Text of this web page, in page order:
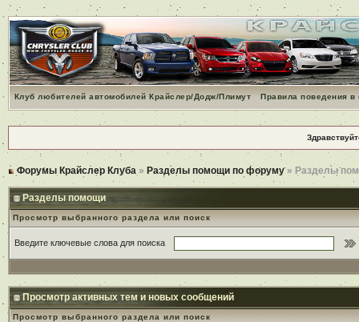
Клуб любителей автомобилей Крайслер/Додж/Плимут Правила поведения
Форумы Крайслер Клуба » Разделы помощи по форуму» Разделы
Разделы помощи
Просмотр выбранного раздела или поиск
Введите ключевые слова для поиска
Просмотр активных тем и новых сообщений
Просмотр выбранного раздела или поиск